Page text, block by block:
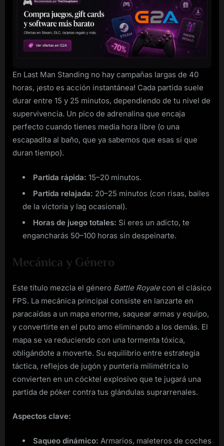
En Last Man Standing no hay campañas largas de 40
horas, ¡esto es acción instantánea! Cada partida suele
durar entre 15 y 25 minutos, dependiendo de tu nivel de
supervivencia. Un pico de adrenalina que encaja
perfecto cuando tienes media hora libre (o una
escapadita al baño, que ya sabemos que esas sí que
duran tiempo).
Partida rápida: 15–20 minutos.
Partida relajada: 20–25 minutos (con risas, bailes
de la victoria y lag ocasional).
Horas de juego totales: Si eres un adicto, te
engancharás 50–100 horas sin despeinarte.
Mecánica y Género
Este título mezcla el género Battle Royalecon el clásico
FPS. La mecánica principal consiste en lanzarte en
paracaídas a un mapa enorme, saquear armas y equipo,
y convertirte en el puto amo eliminando a los demás. El
mapa se va reduciendo con una tormenta tóxica,
obligándote a moverte. Su equilibrio entre estrategia
táctica, reflejos de jugón y puntería milimétrica lo
convierten en un cócktel explosivo que te jugará una
partida de póker contra tus glándulas suprarrenales.
Aspectos clave:
Saqueo dinámico: Armarios, maleteros de coches